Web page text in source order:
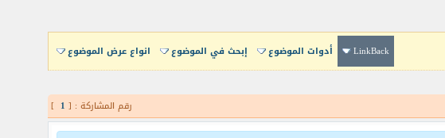
LinkBack أدوات الموضوع إبحث في الموضوع انواع عرض الموضوع
رقم المشاركة : [ 1
]